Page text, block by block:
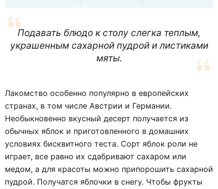
Подавать блюдо к столу слегка теплым,
украшенным сахарной пудрой и листиками
мяты.
Лакомство особенно популярно в европейских
странах, в том числе Австрии и Германии.
Необыкновенно вкусный десерт получается из
обычных яблок и приготовленного в домашних
условиях бисквитного теста. Сорт яблок роли не
играет, все равно их сдабривают сахаром или
медом, а для красоты можно припорошить сахарной
пудрой. Получатся яблочки в снегу. Чтобы фрукты